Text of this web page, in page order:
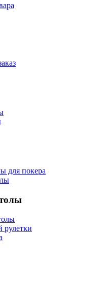
для покера
рулетки